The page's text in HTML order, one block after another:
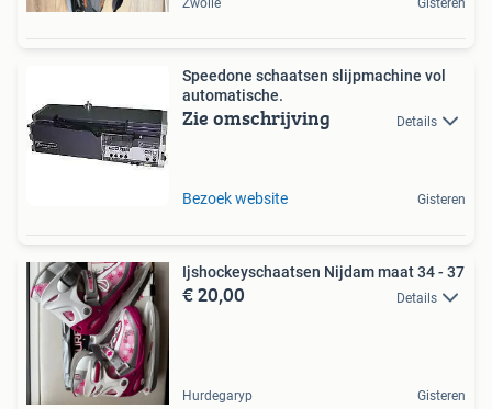
Zwolle Gisteren
Speedone schaatsen slijpmachine vol
automatische.
Zie omschrijving Details
Bezoek website Gisteren
Ijshockeyschaatsen Nijdam maat 34 - 37
€ 20,00 Details
Hurdegaryp Gisteren